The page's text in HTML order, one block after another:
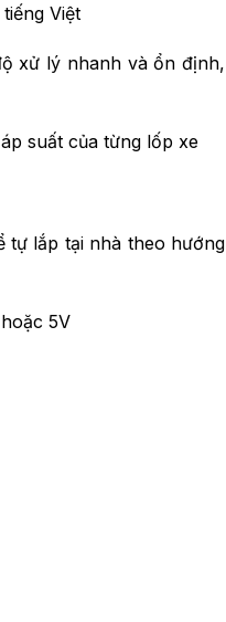
Việt
xử lý nhanh và ổn định,
suất của từng lốp xe
tự lắp tại nhà theo hướng
5V